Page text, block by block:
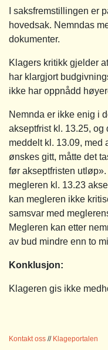
I saksfremstillingen er
hovedsak. Nemndas
dokumenter.
Klagers kritikk gjelder
har klargjort
ikke har oppnådd
Nemnda er ikke enig i
akseptfrist kl. 13.25,
meddelt kl. 13.09, med
ønskes gitt, måtte det
før akseptfristen
megleren kl. 13.23
kan megleren ikke
samsvar med
Megleren kan etter
av bud mindre enn to
Konklusjon:
Klageren gis ikke
Kontakt oss // Klageportalen